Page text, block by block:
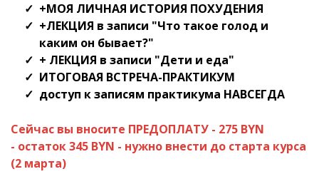
+МОЯ ЛИЧНАЯ ИСТОРИЯ ПОХУДЕНИЯ
+ЛЕКЦИЯ в записи "Что такое голод и
каким он бывает?"
+ ЛЕКЦИЯ в записи "Дети и еда"
ИТОГОВАЯ ВСТРЕЧА-ПРАКТИКУМ
доступ к записям практикума НАВСЕГДА
Сейчас вы вносите ПРЕДОПЛАТУ - 275 BYN
- остаток 345 BYN - нужно внести до старта курса
(2 марта)